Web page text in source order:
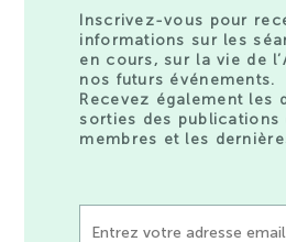
Inscrivez-vous pour
informations sur les
en cours, sur la vie de
nos futurs événements.
Recevez également les
sorties des publications
membres et les